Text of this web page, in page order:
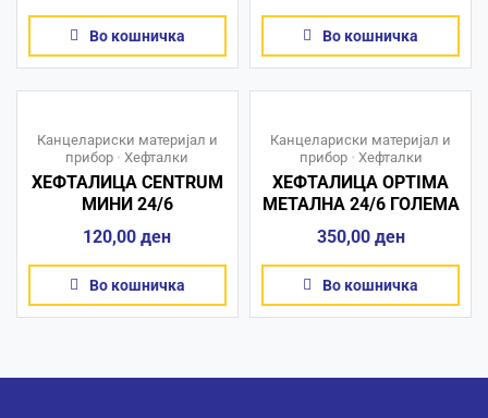
Во кошничка Во кошничка
Канцелариски материјал и
прибор •Хефталки
ХЕФТАЛИЦА CENTRUM
МИНИ 24/6
120,00ден
Во кошничка
Канцелариски материјал и
прибор• Хефталки
ХЕФТАЛИЦА OPTIMA
МЕТАЛНА 24/6 ГОЛЕМА
350,00 ден
Во кошничка